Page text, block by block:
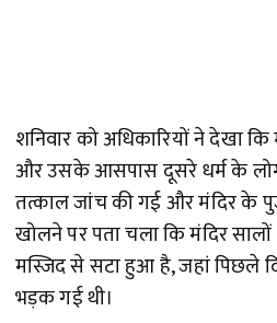
शनिवार को अधिकारियों ने देखा
और उसके आसपास दूसरे धर्म के
तत्काल जांच की गई और मंदिर के
खोलने पर पता चला कि मंदिर
मस्जिद से सटा हुआ है, जहां पिछले
भड़क गई थी।